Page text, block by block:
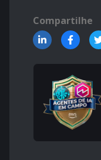
Compartilhe